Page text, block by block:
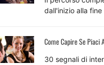
dall'inizio alla fine
Come Capire Se Piaci
30 segnali di